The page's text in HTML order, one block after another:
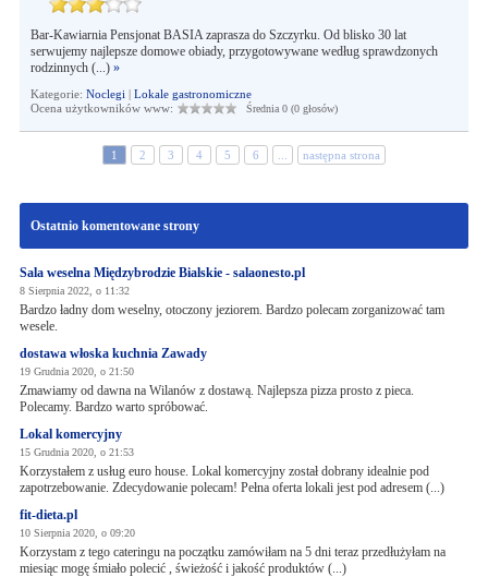
Bar-Kawiarnia Pensjonat BASIA zaprasza do Szczyrku. Od blisko 30 lat
serwujemy najlepsze domowe obiady, przygotowywane według sprawdzonych
rodzinnych (...) »
Kategorie: Noclegi | Lokale gastronomiczne
Ocena użytkowników www:
Średnia 0 (0 głosów)
1 2 3 4 5 6 następna strona
Ostatnio komentowane strony
Sala weselna Międzybrodzie Bialskie - salaonesto.pl
8 Sierpnia 2022, o 11:32
Bardzo ładny dom weselny, otoczony jeziorem. Bardzo polecam zorganizować tam
wesele.
dostawa włoska kuchnia Zawady
19 Grudnia 2020, o 21:50
Zmawiamy od dawna na Wilanów z dostawą. Najlepsza pizza prosto z pieca.
Polecamy. Bardzo warto spróbować.
Lokal komercyjny
15 Grudnia 2020, o 21:53
Korzystałem z usług euro house. Lokal komercyjny został dobrany idealnie pod
zapotrzebowanie. Zdecydowanie polecam! Pełna oferta lokali jest pod adresem (...)
fit-dieta.pl
10 Sierpnia 2020, o 09:20
Korzystam z tego cateringu na początku zamówiłam na 5 dni teraz przedłużyłam na
miesiąc mogę śmiało polecić , świeżość i jakość produktów (...)